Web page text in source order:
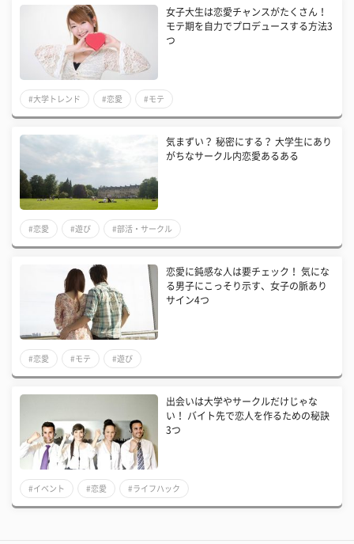
女子大生は恋愛チャンスがたくさん！
モテ期を自力でプロデュースする方法3
つ
#大学トレンド #恋愛 #モテ
気まずい？ 秘密にする？ 大学生にあり
がちなサークル内恋愛あるある
#恋愛 #遊び #部活・サークル
恋愛に鈍感な人は要チェック！ 気にな
る男子にこっそり示す、女子の脈あり
サイン4つ
#恋愛 #モテ #遊び
出会いは大学やサークルだけじゃな
い！ バイト先で恋人を作るための秘訣
3つ
#イベント #恋愛 #ライフハック